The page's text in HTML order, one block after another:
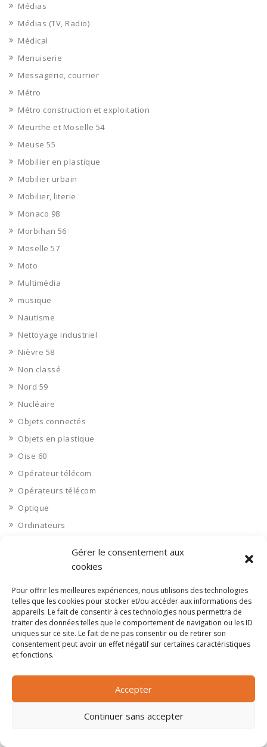
Gérer le consentement aux
cookies
Pour offrir les meilleures expériences, nous utilisons des technologies
telles que les cookies pour stocker et/ou accéder aux informations des
appareils. Le fait de consentir à ces technologies nous permettra de
traiter des données telles que le comportement de navigation ou les ID
uniques sur ce site. Le fait de ne pas consentir ou de retirer son
consentement peut avoir un effet négatif sur certaines caractéristiques
et fonctions.
Accepter
Continuer sans accepter
Médias
Médias (TV, Radio)
Médical
Menuiserie
Messagerie, courrier
Métro
Métro construction et exploitation
Meurthe et Moselle 54
Meuse 55
Mobilier en plastique
Mobilier urbain
Mobilier, literie
Monaco 98
Morbihan 56
Moselle 57
Moto
Multimédia
musique
Nautisme
Nettoyage industriel
Nièvre 58
Non classé
Nord 59
Nucléaire
Objets connectés
Objets en plastique
Oise 60
Opérateur télécom
Opérateurs télécom
Optique
Ordinateurs
Paris 75
Pas de Calais 62
Pêche
Petite distribution
Pharmacie et vente d'articles médicaux